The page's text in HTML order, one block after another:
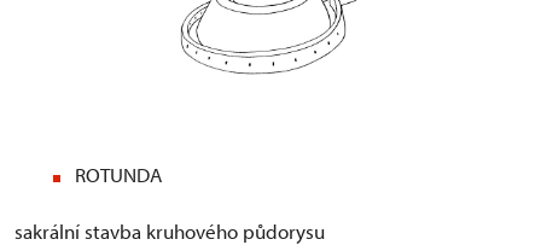
ROTUNDA
sakrální stavba kruhového půdorysu